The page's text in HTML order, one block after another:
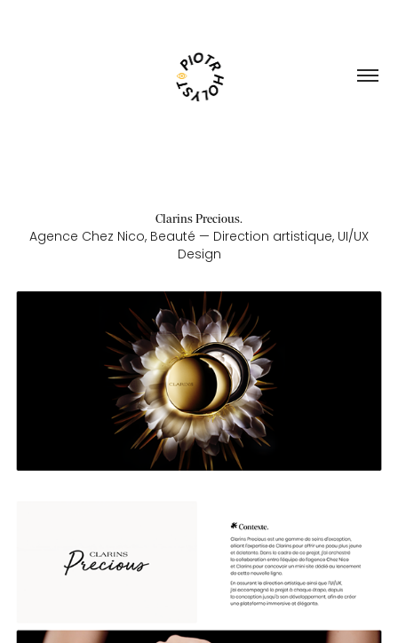
Clarins Precious.
Agence Chez Nico, Beauté — Direction artistique, UI/UX
Design